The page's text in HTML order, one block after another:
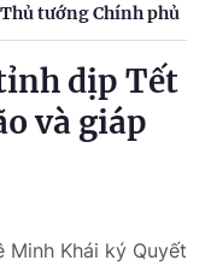
tướng Chính phủ
dịp Tết
và giáp
Minh Khái ký Quyết